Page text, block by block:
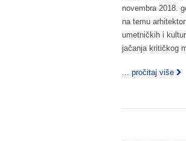
novembra 2018.
na temu
umetničkih i
jačanja kritičkog
... pročitaj više